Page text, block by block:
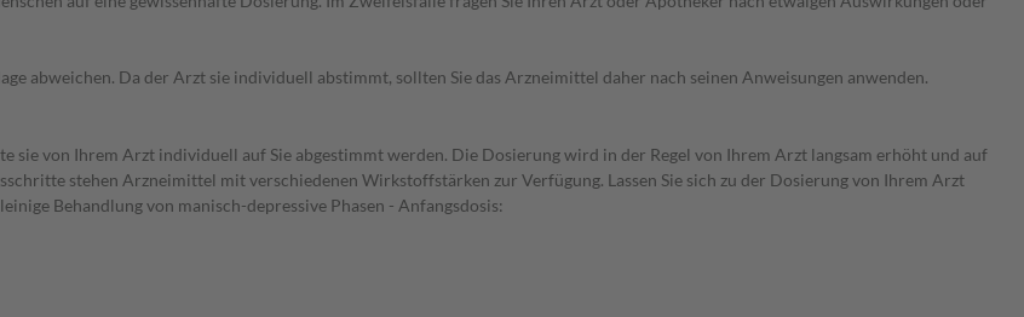
abweichen. Da der Arzt sie individuell abstimmt, sollten Sie das Arzneimittel daher nach seinen Anweisungen anwenden.
sie von Ihrem Arzt individuell auf Sie abgestimmt werden. Die Dosierung wird in der Regel von Ihrem Arzt langsam erhöht und auf
stehen Arzneimittel mit verschiedenen Wirkstoffstärken zur Verfügung. Lassen Sie sich zu der Dosierung von Ihrem Arzt
Behandlung von manisch-depressive Phasen - Anfangsdosis: